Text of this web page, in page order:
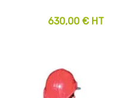
630,00 € HT